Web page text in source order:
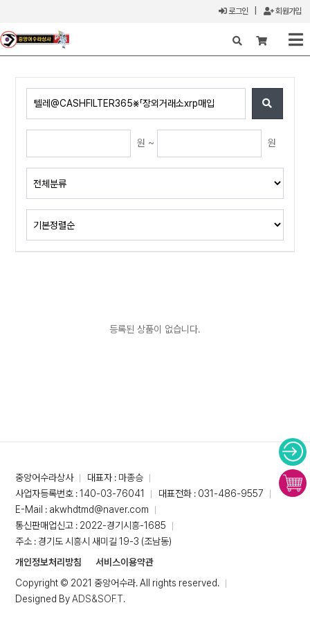
로그인 회원가입
X
원 ~ 원
등록된 상품이 없습니다.
중앙어수라상사
대표자 : 마종승
사업자등록번호 : 140-03-76041
대표전화 : 031-486-9557
E-Mail : akwhdtmd@naver.com
통신판매업신고 : 2022-경기시흥-1685
주소 : 경기도 시흥시 새미길 19-3 (조남동)
개인정보처리방침
서비스이용약관
Copyright © 2021 중앙어수라. All rights reserved.
Designed ByADS&SOFT.